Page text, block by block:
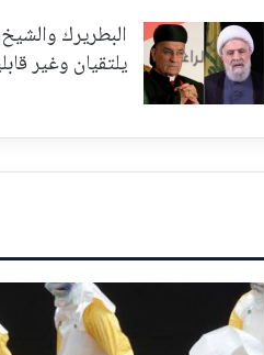
البطريرك
يلتقيان وغير